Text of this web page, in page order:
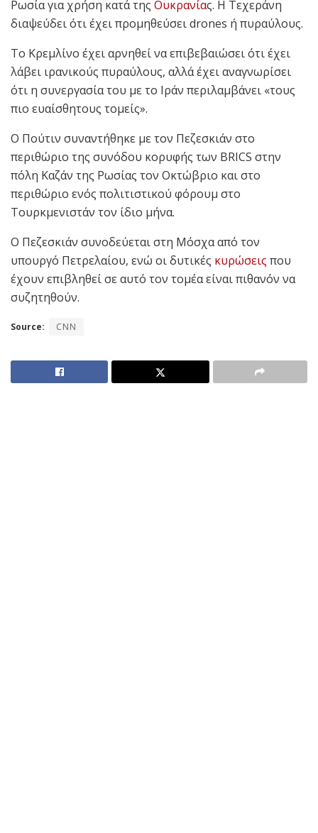
Ρωσία για χρήση κατά της Ουκρανίας. Η Τεχεράνη
διαψεύδει ότι έχει προμηθεύσει drones ή πυραύλους.
Το Κρεμλίνο έχει αρνηθεί να επιβεβαιώσει ότι έχει
λάβει ιρανικούς πυραύλους, αλλά έχει αναγνωρίσει
ότι η συνεργασία του με το Ιράν περιλαμβάνει «τους
πιο ευαίσθητους τομείς».
Ο Πούτιν συναντήθηκε με τον Πεζεσκιάν στο
περιθώριο της συνόδου κορυφής των BRICS στην
πόλη Καζάν της Ρωσίας τον Οκτώβριο και στο
περιθώριο ενός πολιτιστικού φόρουμ στο
Τουρκμενιστάν τον ίδιο μήνα.
Ο Πεζεσκιάν συνοδεύεται στη Μόσχα από τον
υπουργό Πετρελαίου, ενώ οι δυτικές κυρώσεις που
έχουν επιβληθεί σε αυτό τον τομέα είναι πιθανόν να
συζητηθούν.
Source: CNN